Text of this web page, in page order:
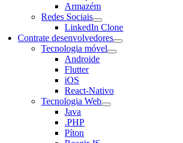
Armazém
Redes Sociais
LinkedIn Clone
Contrate desenvolvedores
Tecnologia móvel
Androide
Flutter
iOS
React-Nativo
Tecnologia Web
Java
.PHP
Píton